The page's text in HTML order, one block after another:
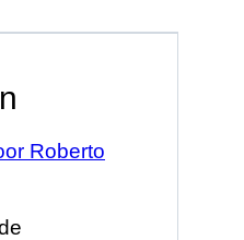
Roberto